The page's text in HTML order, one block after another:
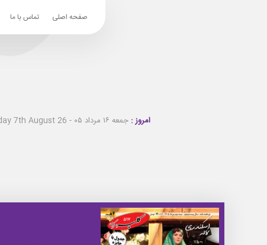
صفحه اصلی تماس با ما
امروز : جمعه ۱۶ مرداد ۰۵ - Friday 7th August 26